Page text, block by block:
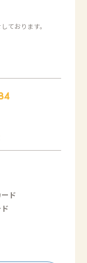
ております。
ド